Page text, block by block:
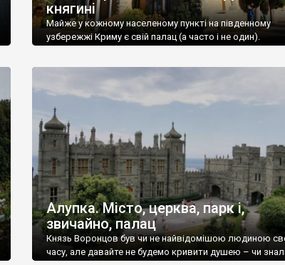
княгині
Майже у кожному населеному пункті на південному
узбережжі Криму є свій палац (а часто і не один).
Алупка. Місто, церква, парк і,
звичайно, палац
Князь Воронцов був чи не найвідомішою людиною
часу, але давайте не будемо кривити душею – чи